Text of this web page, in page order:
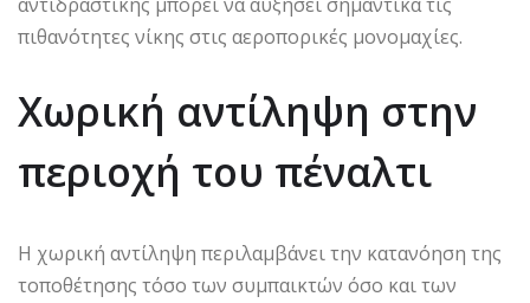
πιθανότητες νίκης στις αεροπορικές μονομαχίες.
Χωρική αντίληψη στην
περιοχή του πέναλτι
Η χωρική αντίληψη περιλαμβάνει την κατανόηση της
τοποθέτησης τόσο των συμπαικτών όσο και των